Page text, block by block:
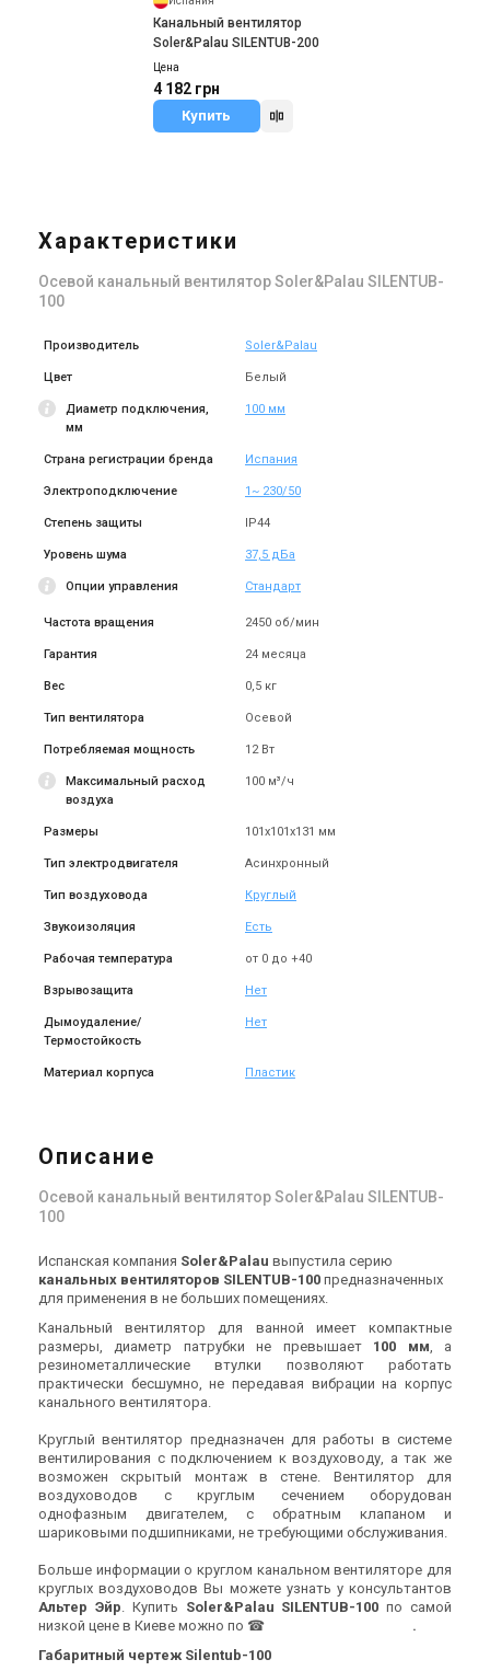
Канальный вентилятор
Soler&Palau SILENTUB-200
Цена
4 182 грн
Купить
Характеристики
Осевой канальный вентилятор Soler&Palau SILENTUB-
100
Производитель Soler&Palau
Цвет Белый
Диаметр подключения,
мм
100 мм
Страна регистрации бренда Испания
Электроподключение 1~ 230/50
Степень защиты IP44
Уровень шума 37,5 дБа
Опции управления Стандарт
Частота вращения 2450 об/мин
Гарантия 24 месяца
Вес 0,5 кг
Тип вентилятора Осевой
Потребляемая мощность 12 Вт
Максимальный расход
воздуха
100 м³/ч
Размеры 101х101х131 мм
Тип электродвигателя Асинхронный
Тип воздуховода Круглый
Звукоизоляция Есть
Рабочая температура от 0 до +40
Взрывозащита Нет
Дымоудаление/
Термостойкость
Нет
Материал корпуса Пластик
Описание
Осевой канальный вентилятор Soler&Palau SILENTUB-
100
Испанская компания Soler&Palau выпустила серию
канальных вентиляторов SILENTUB-100 предназначенных
для применения в не больших помещениях.
Канальный вентилятор для ванной имеет компактные
размеры, диаметр патрубки не превышает 100 мм, а
резинометаллические втулки позволяют работать
практически бесшумно, не передавая вибрации на корпус
канального вентилятора.
Круглый вентилятор предназначен для работы в системе
вентилирования с подключением к воздуховоду, а так же
возможен скрытый монтаж в стене. Вентилятор для
воздуховодов с круглым сечением оборудован
однофазным двигателем, с обратным клапаном и
шариковыми подшипниками, не требующими обслуживания.
Больше информации о круглом канальном вентиляторе для
круглых воздуховодов Вы можете узнать у консультантов
Альтер Эйр. Купить Soler&Palau SILENTUB-100 по самой
низкой цене в Киеве можно по ☎
.
Габаритный чертеж Silentub-100